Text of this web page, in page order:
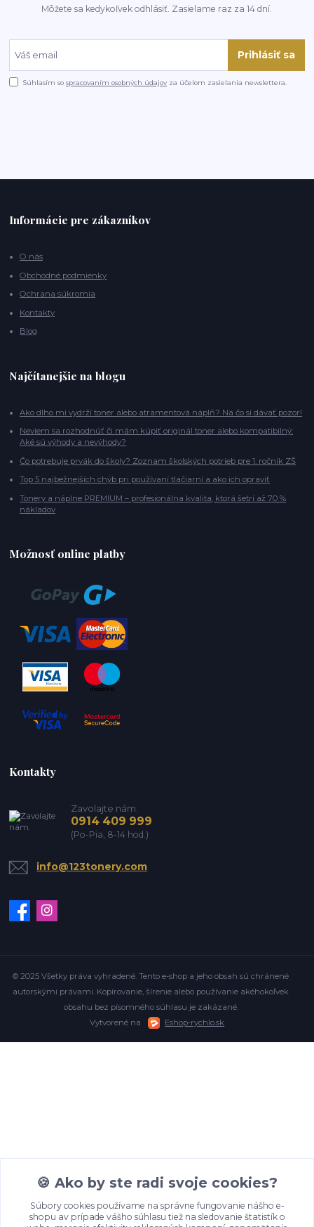
Môžete sa kedykoľvek odhlásiť. Zasielame raz za 14 dní.
Prihlásiť sa
Súhlasím sospracovaním osobných údajov za účelom zasielania newslettera.
Informácie pre zákazníkov
O nás
Obchodné podmienky
Ochrana súkromia
Kontakty
Blog
Najčítanejšie na blogu
Ako dlho mi vydrží toner alebo atramentová náplň? Na čo si dávať pozor!
Neviem sa rozhodnúť či mám kúpiť originál toner alebo kompatibilný:
Aké sú výhody a nevýhody?
Čo potrebuje prvák do školy? Zoznam školských potrieb pre 1. ročník ZŠ
Top 5 najbežnejších chýb pri používaní tlačiarní a ako ich opraviť
Tonery a náplne PREMIUM – profesionálna kvalita, ktorá šetrí až 70 %
nákladov
Možnosť online platby
Kontakty
Zavolajte nám.
0914 409 999
(Po-Pia, 8-14 hod.)
info@123tonery.com
© 2025 Všetky práva vyhradené. Tento e-shop a jeho obsah sú chránené
autorskými právami. Kopírovanie, šírenie alebo používanie akéhokoľvek
obsahu bez písomného súhlasu je zakázané.
Vytvorené na
Eshop-rychlo.sk
🍪 Ako by ste radi svoje cookies?
Súbory cookies používame na správne fungovanie nášho e-
shopu av prípade vášho súhlasu tiež na sledovanie štatistík o